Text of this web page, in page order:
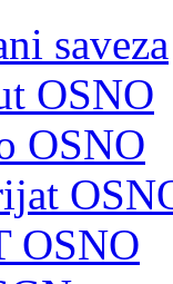
saveza
OSNO
OSNO
OSNO